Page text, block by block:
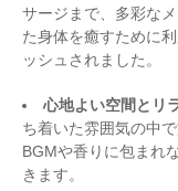
サージまで、多彩な
た身体を癒すために
ッシュされました。
心地よい空間とリ
ち着いた雰囲気の中
BGMや香りに包まれ
きます。